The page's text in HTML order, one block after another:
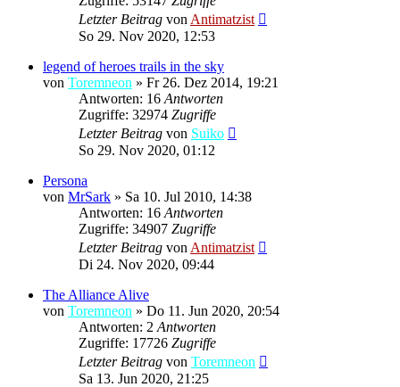
Letzter Beitrag von Antimatzist
So 29. Nov 2020, 12:53
legend of heroes trails in the sky
von Toremneon » Fr 26. Dez 2014, 19:21
Antworten: 16 Antworten
Zugriffe: 32974 Zugriffe
Letzter Beitrag von Suiko
So 29. Nov 2020, 01:12
Persona
von MrSark » Sa 10. Jul 2010, 14:38
Antworten: 16 Antworten
Zugriffe: 34907 Zugriffe
Letzter Beitrag von Antimatzist
Di 24. Nov 2020, 09:44
The Alliance Alive
von Toremneon » Do 11. Jun 2020, 20:54
Antworten: 2 Antworten
Zugriffe: 17726 Zugriffe
Letzter Beitrag von Toremneon
Sa 13. Jun 2020, 21:25